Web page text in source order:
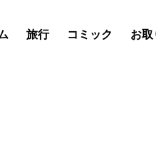
旅行 コミック お取